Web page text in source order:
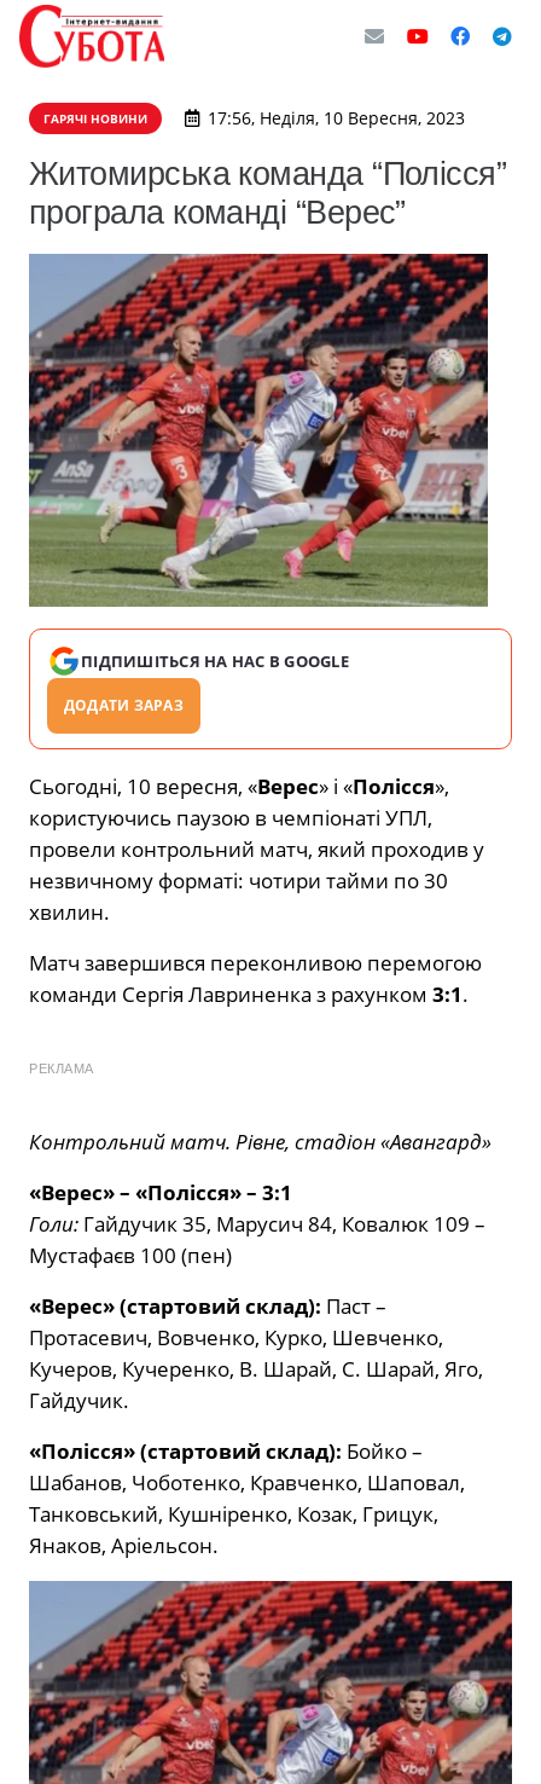
ГАРЯЧІ НОВИНИ 17:56, Неділя, 10 Вересня, 2023
Житомирська команда “Полісся”
програла команді “Верес”
ПІДПИШІТЬСЯ НА НАС В GOOGLE
ДОДАТИ ЗАРАЗ
Сьогодні, 10 вересня, «Верес» і «Полісся»,
користуючись паузою в чемпіонаті УПЛ,
провели контрольний матч, який проходив у
незвичному форматі: чотири тайми по 30
хвилин.
Матч завершився переконливою перемогою
команди Сергія Лавриненка з рахунком 3:1.
РЕКЛАМА
Контрольний матч. Рівне, стадіон «Авангард»
«Верес» – «Полісся» – 3:1
Голи: Гайдучик 35, Марусич 84, Ковалюк 109 –
Мустафаєв 100 (пен)
«Верес» (стартовий склад): Паст –
Протасевич, Вовченко, Курко, Шевченко,
Кучеров, Кучеренко, В. Шарай, С. Шарай, Яго,
Гайдучик.
«Полісся» (стартовий склад): Бойко –
Шабанов, Чоботенко, Кравченко, Шаповал,
Танковський, Кушніренко, Козак, Грицук,
Янаков, Аріельсон.